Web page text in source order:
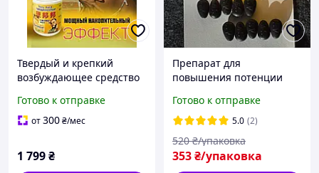
Твердый и крепкий
возбуждающее средство
таблетках для потенции,
повышение удовольствия
Готово к отправке
от300₴/мес
1 799₴
Препарат для
повышения потенции
Здоровья мужчины,
Натуральные
возбуждающие средства
для Мощной эрекции
Готово к отправке
5.0 (2)
353₴/упаковка
520 ₴/упаковка